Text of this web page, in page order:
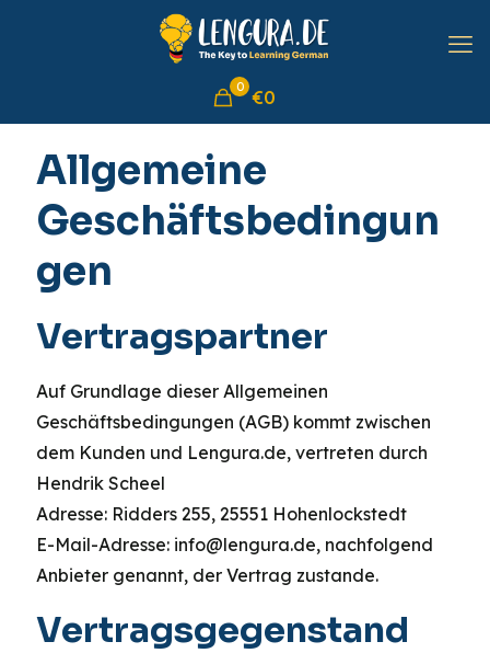
0 €0
Allgemeine
Geschäftsbedingun
gen
Vertragspartner
Auf Grundlage dieser Allgemeinen
Geschäftsbedingungen (AGB) kommt zwischen
dem Kunden und Lengura.de, vertreten durch
Hendrik Scheel
Adresse: Ridders 255, 25551 Hohenlockstedt
E-Mail-Adresse: info@lengura.de, nachfolgend
Anbieter genannt, der Vertrag zustande.
Vertragsgegenstand